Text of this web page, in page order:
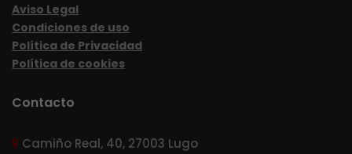
Aviso Legal
Condiciones de uso
Política de Privacidad
Política de cookies
Contacto
Camiño Real, 40, 27003 Lugo